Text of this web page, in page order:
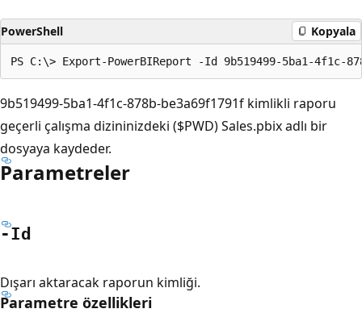
PowerShell Kopyala
9b519499-5ba1-4f1c-878b-be3a69f1791f kimlikli raporu
geçerli çalışma dizininizdeki ($PWD) Sales.pbix adlı bir
dosyaya kaydeder.
Parametreler
-Id
Dışarı aktaracak raporun kimliği.
Parametre özellikleri